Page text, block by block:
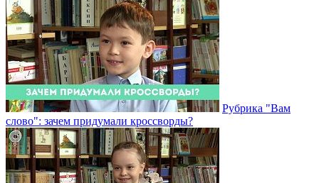
Рубрика "Вам
слово": зачем придумали кроссворды?